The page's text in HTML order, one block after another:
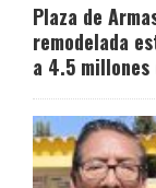
Plaza de
remodelada
a 4.5 millones